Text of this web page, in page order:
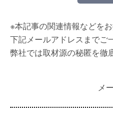
※本記事の関連情報などを
下記メールアドレスまでご
弊社では取材源の秘匿を徹
メ